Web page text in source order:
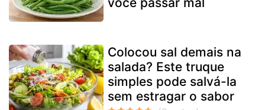
Colocou sal demais na
salada? Este truque
simples pode salvá-la
sem estragar o sabor